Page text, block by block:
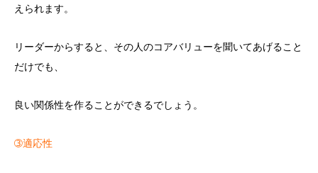
えられます。
リーダーからすると、その人のコアバリューを聞いてあげること
だけでも、
良い関係性を作ることができるでしょう。
➂適応性